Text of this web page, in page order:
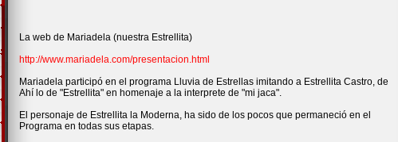
La web de Mariadela (nuestra Estrellita)
http://www.mariadela.com/presentacion.html
Mariadela participó en el programa Lluvia de Estrellas imitando a Estrellita Castro, de
Ahí lo de "Estrellita" en homenaje a la interprete de "mi jaca".
El personaje de Estrellita la Moderna, ha sido de los pocos que permaneció en el
Programa en todas sus etapas.